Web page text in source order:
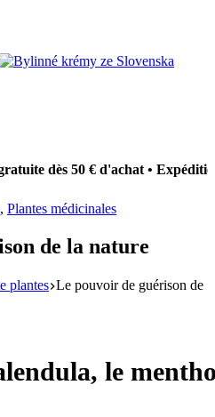
50 € d'achat • Expédition sous
, Plantes médicinales
de la nature
plantes Le pouvoir de guérison de
le